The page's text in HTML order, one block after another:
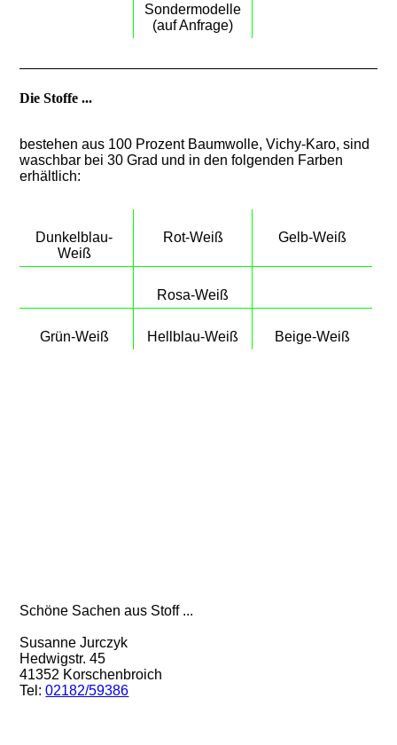
Sondermodelle
(auf Anfrage)
Die Stoffe ...
bestehen aus 100 Prozent Baumwolle, Vichy-Karo, sind
waschbar bei 30 Grad und in den folgenden Farben
erhältlich:
Dunkelblau-
Weiß
Rot-Weiß Gelb-Weiß
Rosa-Weiß
Grün-Weiß Hellblau-Weiß Beige-Weiß
Schöne Sachen aus Stoff ...
Susanne Jurczyk
Hedwigstr. 45
41352 Korschenbroich
Tel:02182/59386